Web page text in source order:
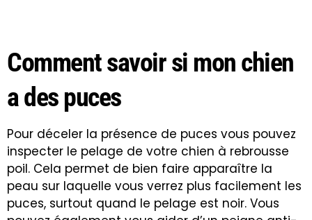
Comment savoir si mon chien
a des puces
Pour déceler la présence de puces vous pouvez
inspecter le pelage de votre chien à rebrousse
poil. Cela permet de bien faire apparaître la
peau sur laquelle vous verrez plus facilement les
puces, surtout quand le pelage est noir. Vous